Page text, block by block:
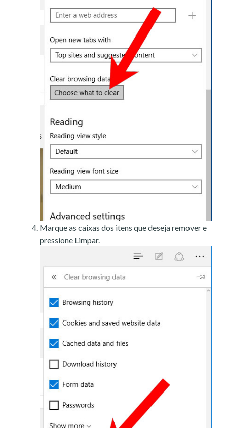
Marque as caixas dos itens que deseja remover e
pressione Limpar.